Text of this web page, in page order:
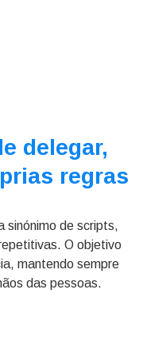
delegar,
regras
sinónimo de scripts,
O objetivo
mantendo sempre
das pessoas.